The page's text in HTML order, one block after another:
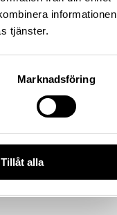
informationen
tjänster.
Marknadsföring
Tillåt alla